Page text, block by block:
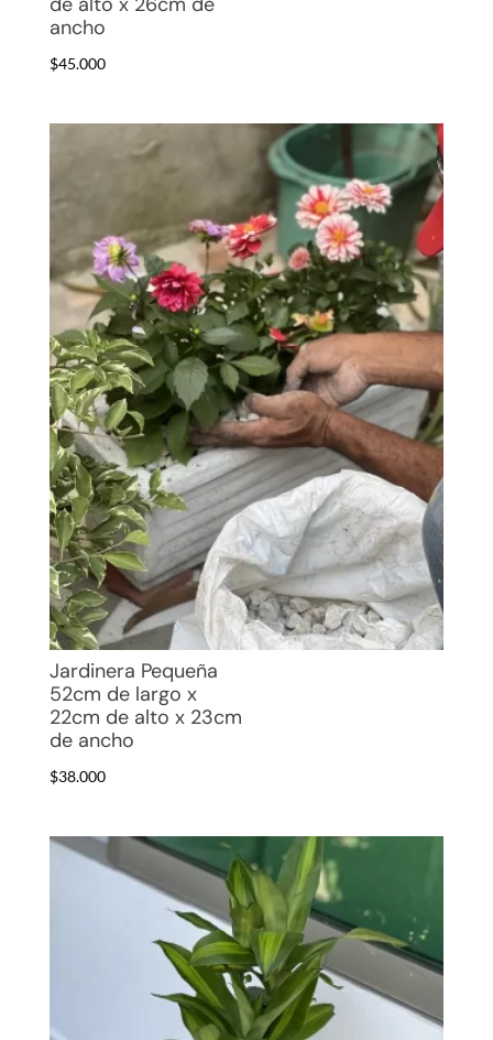
ancho
$45.000
Jardinera Pequeña
52cm de largo x
22cm de alto x 23cm
de ancho
$38.000